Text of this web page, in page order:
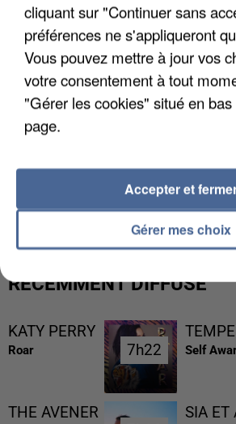
UN SECOND CADRE DE LA DZ
INTERPELLÉ EN ALGÉRIE
RÉCEMMENT DIFFUSÉ
KATY PERRY
Roar 7h22
7h22 Self
THE AVENER SIA ET
cliquant sur "Continuer sans
préférences ne s'appliqueront
Vous pouvez mettre à jour vos
votre consentement à tout
"Gérer les cookies" situé en
page.
Gérer mes choix
Accepter et